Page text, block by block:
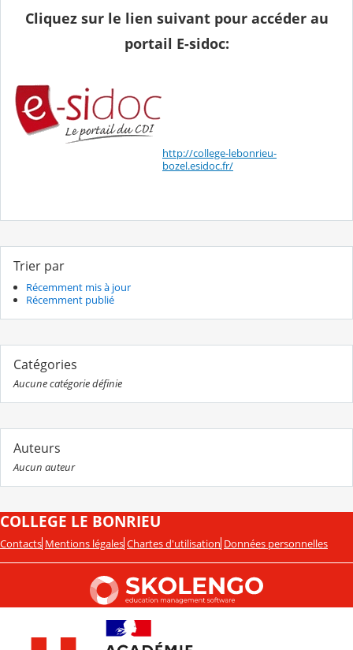
Cliquez sur le lien suivant pour accéder au
portail E-sidoc:
http://college-lebonrieu-
bozel.esidoc.fr/
Trier par
Récemment mis à jour
Récemment publié
Catégories
Aucune catégorie définie
Auteurs
Aucun auteur
COLLEGE LE BONRIEU
Contacts Mentions légales Chartes d'utilisation Données personnelles